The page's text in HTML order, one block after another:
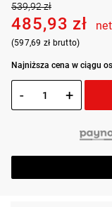
539,92 zł
485,93 zł
(597,69 zł brutto)
Najniższa cena w ciągu
- +